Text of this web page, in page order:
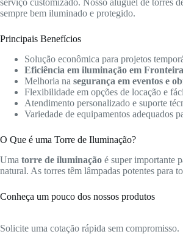
serviço customizado. Nosso aluguel de torres
sempre bem iluminado e protegido.
Principais Benefícios
Solução econômica para projetos
Eficiência em iluminação em
Melhoria na segurança em eventos e
Flexibilidade em opções de locação e
Atendimento personalizado e suporte
Variedade de equipamentos adequados
O Que é uma Torre de Iluminação?
Uma torre de iluminação é super importante
natural. As torres têm lâmpadas potentes para
Conheça um pouco dos nossos produtos
Solicite uma cotação rápida sem compromisso.